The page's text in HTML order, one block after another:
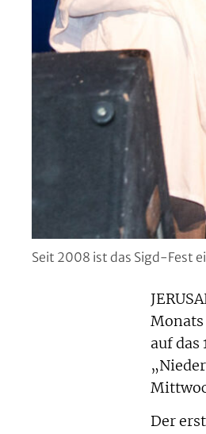
Seit 2008 ist das Sigd-Fest
Monats
auf das
Der